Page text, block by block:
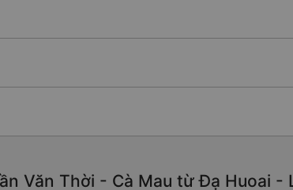
Văn Thời - Cà Mau từ Đạ Huoai